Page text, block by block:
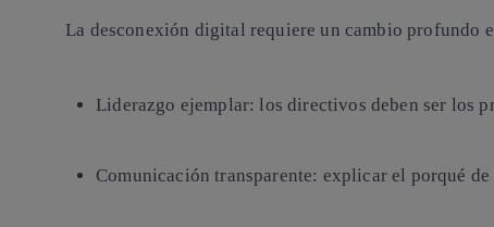
La desconexión digital requiere un cambio profundo
Liderazgo ejemplar: los directivos deben ser los
Comunicación transparente: explicar el porqué